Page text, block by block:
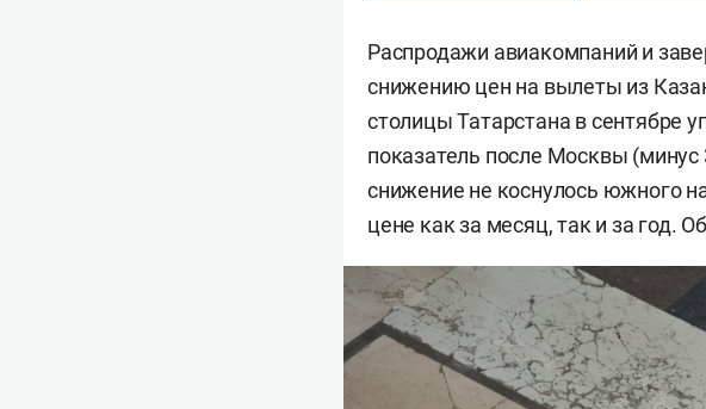
Распродажи авиакомпаний и
снижению цен на вылеты из
столицы Татарстана в сентябре
показатель после Москвы (минус
снижение не коснулось южного
цене как за месяц, так и за год.